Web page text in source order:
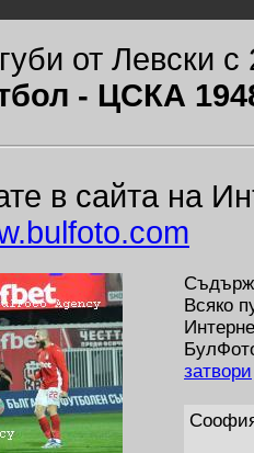
от Левски с
- ЦСКА
в сайта на
Всяко
затвори